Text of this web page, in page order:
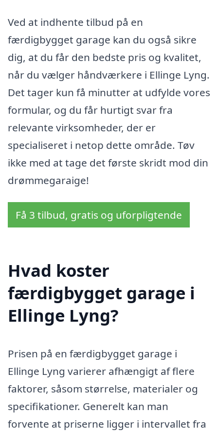
Ved at indhente tilbud på en
færdigbygget garage kan du også sikre
dig, at du får den bedste pris og kvalitet,
når du vælger håndværkere i Ellinge Lyng.
Det tager kun få minutter at udfylde vores
formular, og du får hurtigt svar fra
relevante virksomheder, der er
specialiseret i netop dette område. Tøv
ikke med at tage det første skridt mod din
drømmegaraige!
Få 3 tilbud, gratis og uforpligtende
Hvad koster
færdigbygget garage i
Ellinge Lyng?
Prisen på en færdigbygget garage i
Ellinge Lyng varierer afhængigt af flere
faktorer, såsom størrelse, materialer og
specifikationer. Generelt kan man
forvente at priserne ligger i intervallet fra